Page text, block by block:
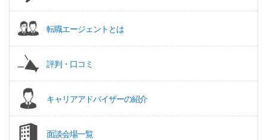
転職エージェントとは
評判・口コミ
キャリアアドバイザーの紹介
面談会場一覧